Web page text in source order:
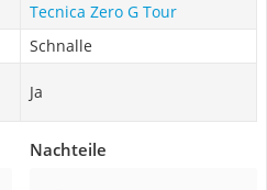
Tecnica Zero G Tour
Schnalle
Ja
Nachteile